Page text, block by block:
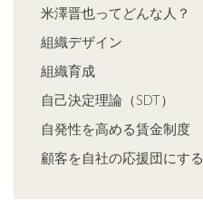
米澤晋也ってどんな人？
組織デザイン
組織育成
自己決定理論（SDT）
自発性を高める賃金制度
顧客を自社の応援団にする